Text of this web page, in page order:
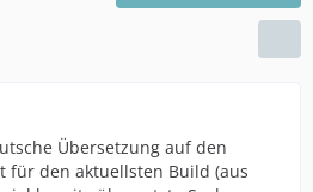
Übersetzung auf den
für den aktuellsten Build (aus